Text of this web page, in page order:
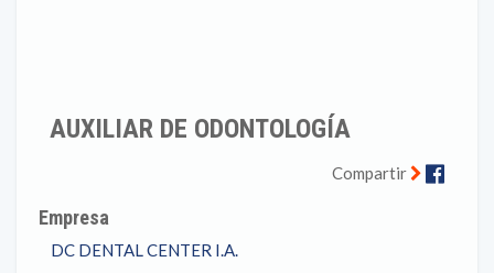
AUXILIAR DE ODONTOLOGÍA
Compartir
Empresa
DC DENTAL CENTER I.A.